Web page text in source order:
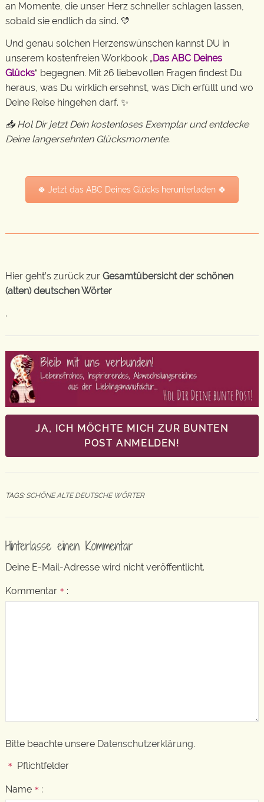
an Momente, die unser Herz schneller schlagen lassen,
sobald sie endlich da sind. 💛
Und genau solchen Herzenswünschen kannst DU in
unserem kostenfreien Workbook „Das ABC Deines
Glücks“ begegnen. Mit 26 liebevollen Fragen findest Du
heraus, was Du wirklich ersehnst, was Dich erfüllt und wo
Deine Reise hingehen darf. ✨
📥 Hol Dir jetzt Dein kostenloses Exemplar und entdecke
Deine langersehnten Glücksmomente.
🍀 Jetzt das ABC Deines Glücks herunterladen 🍀
Hier geht’s zurück zur Gesamtübersicht der schönen
(alten) deutschen Wörter
.
JA, ICH MÖCHTE MICH ZUR BUNTEN
POST ANMELDEN!
TAGS: SCHÖNE ALTE DEUTSCHE WÖRTER
Hinterlasse einen Kommentar
Deine E-Mail-Adresse wird nicht veröffentlicht.
Kommentar * :
Bitte beachte unsere Datenschutzerklärung.
* Pflichtfelder
Name * :